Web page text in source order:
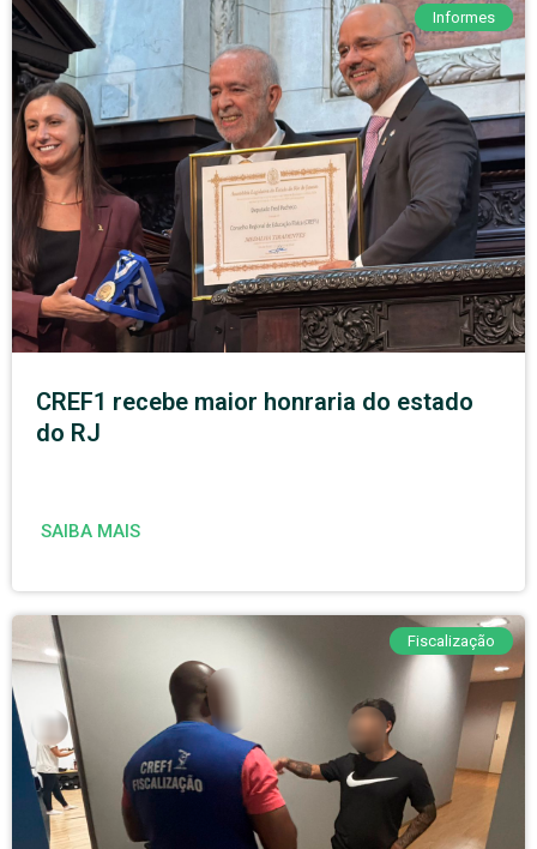
Informes
CREF1 recebe maior honraria do estado
do RJ
SAIBA MAIS
Fiscalização